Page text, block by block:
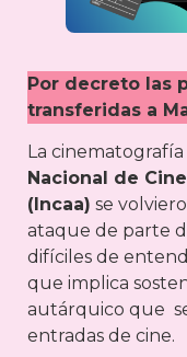
Por decreto las
transferidas a
La
Nacional de
(Incaa) se
ataque de parte
difíciles de
que implica
autárquico que
entradas de cine.